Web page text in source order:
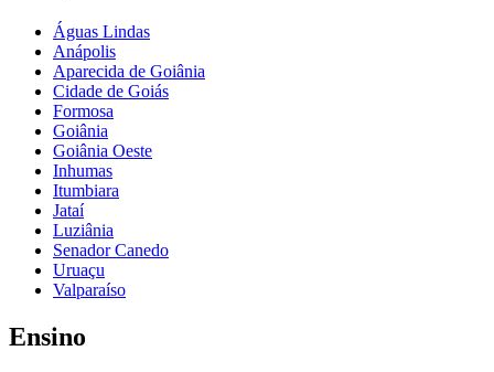
Águas Lindas
Anápolis
Aparecida de Goiânia
Cidade de Goiás
Formosa
Goiânia
Goiânia Oeste
Inhumas
Itumbiara
Jataí
Luziânia
Senador Canedo
Uruaçu
Valparaíso
Ensino